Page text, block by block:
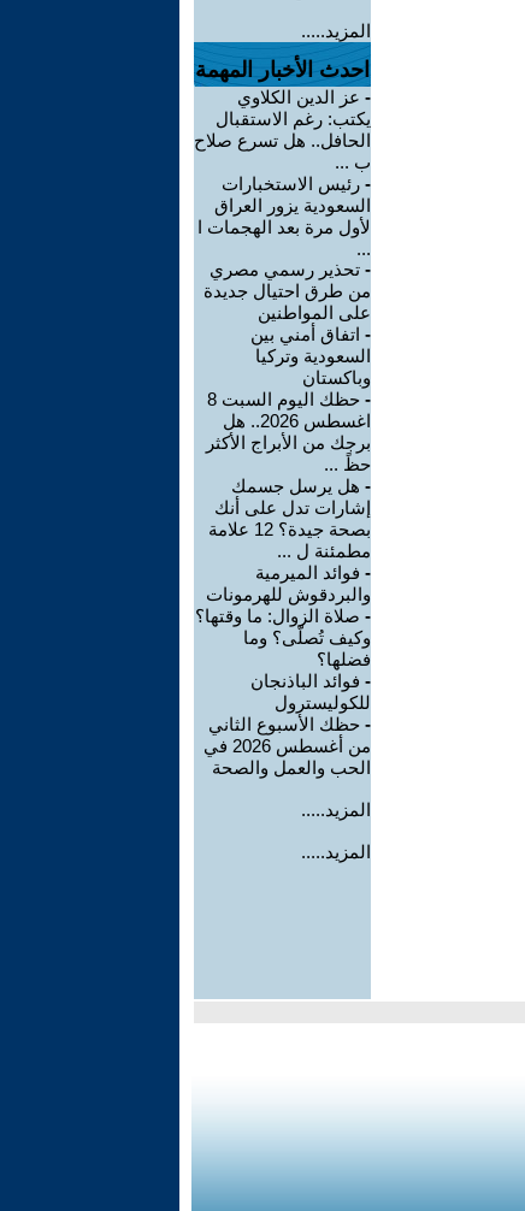
المزيد.....
احدث الأخبار المهمة
- عز الدين الكلاوي
يكتب: رغم الاستقبال
الحافل.. هل تسرع صلاح
ب ...
- رئيس الاستخبارات
السعودية يزور العراق
لأول مرة بعد الهجمات ا
...
- تحذير رسمي مصري
من طرق احتيال جديدة
على المواطنين
- اتفاق أمني بين
السعودية وتركيا
وباكستان
-
حظك اليوم السبت 8
اغسطس 2026.. هل
برجك من الأبراج الأكثر
حظً ...
- هل يرسل جسمك
إشارات تدل على أنك
بصحة جيدة؟ 12 علامة
مطمئنة ل ...
- فوائد الميرمية
والبردقوش للهرمونات
- صلاة الزوال: ما وقتها؟
وكيف تُصلّى؟ وما
فضلها؟
- فوائد الباذنجان
للكوليسترول
- حظك الأسبوع الثاني
من أغسطس 2026 في
الحب والعمل والصحة
المزيد.....
المزيد.....